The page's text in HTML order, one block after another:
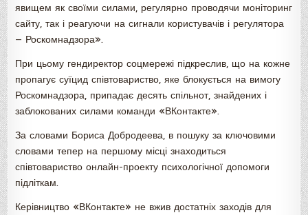
явищем як своїми силами, регулярно проводячи моніторинг
сайту, так і реагуючи на сигнали користувачів і регулятора
— Роскомнадзора».
При цьому гендиректор соцмережі підкреслив, що на кожне
пропагує суїцид співтовариство, яке блокується на вимогу
Роскомнадзора, припадає десять спільнот, знайдених і
заблокованих силами команди «ВКонтакте».
За словами Бориса Добродеева, в пошуку за ключовими
словами тепер на першому місці знаходиться
співтовариство онлайн-проекту психологічної допомоги
підліткам.
Керівництво «ВКонтакте» не вжив достатніх заходів для